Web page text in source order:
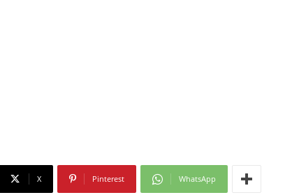
X Pinterest WhatsApp